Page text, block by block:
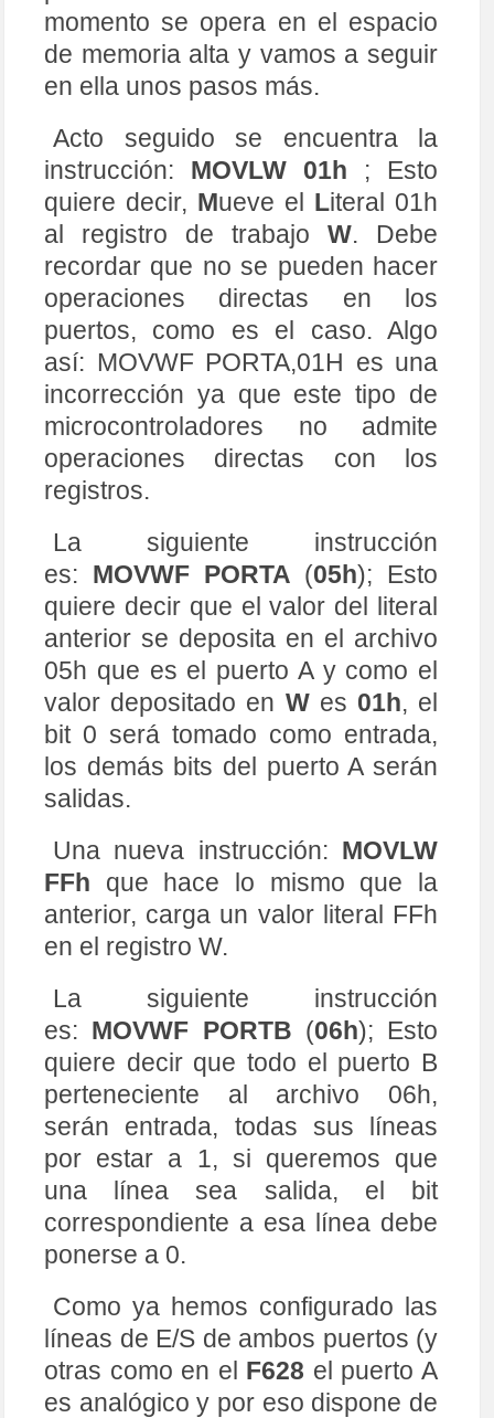
momento se opera en el espacio
de memoria alta y vamos a seguir
en ella unos pasos más.
Acto seguido se encuentra la
instrucción: MOVLW 01h ; Esto
quiere decir, Mueve el Literal 01h
al registro de trabajo W. Debe
recordar que no se pueden hacer
operaciones directas en los
puertos, como es el caso. Algo
así: MOVWF PORTA,01H es una
incorrección ya que este tipo de
microcontroladores no admite
operaciones directas con los
registros.
La siguiente instrucción
es: MOVWF PORTA (05h); Esto
quiere decir que el valor del literal
anterior se deposita en el archivo
05h que es el puerto A y como el
valor depositado en Wes 01h, el
bit 0 será tomado como entrada,
los demás bits del puerto A serán
salidas.
Una nueva instrucción: MOVLW
FFh que hace lo mismo que la
anterior, carga un valor literal FFh
en el registro W.
La siguiente instrucción
es: MOVWF PORTB (06h); Esto
quiere decir que todo el puerto B
perteneciente al archivo 06h,
serán entrada, todas sus líneas
por estar a 1, si queremos que
una línea sea salida, el bit
correspondiente a esa línea debe
ponerse a 0.
Como ya hemos configurado las
líneas de E/S de ambos puertos (y
otras como en el F628 el puerto A
es analógico y por eso dispone de